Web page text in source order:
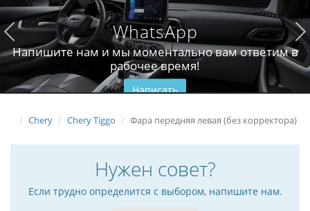
WhatsApp
Напишите нам и мы моментально вам ответим в
рабочее время!
Написать
Chery Chery Tiggo Фара передняя левая (без корректора)
Нужен совет?
Если трудно определится с выбором, напишите нам.